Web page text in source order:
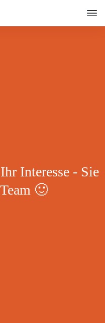
Interesse - Sie
🙂